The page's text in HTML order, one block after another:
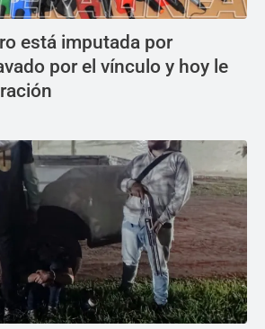
está imputada por
por el vínculo y hoy le